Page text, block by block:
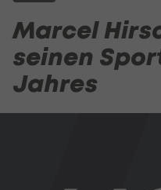
Marcel
seinen
Jahres